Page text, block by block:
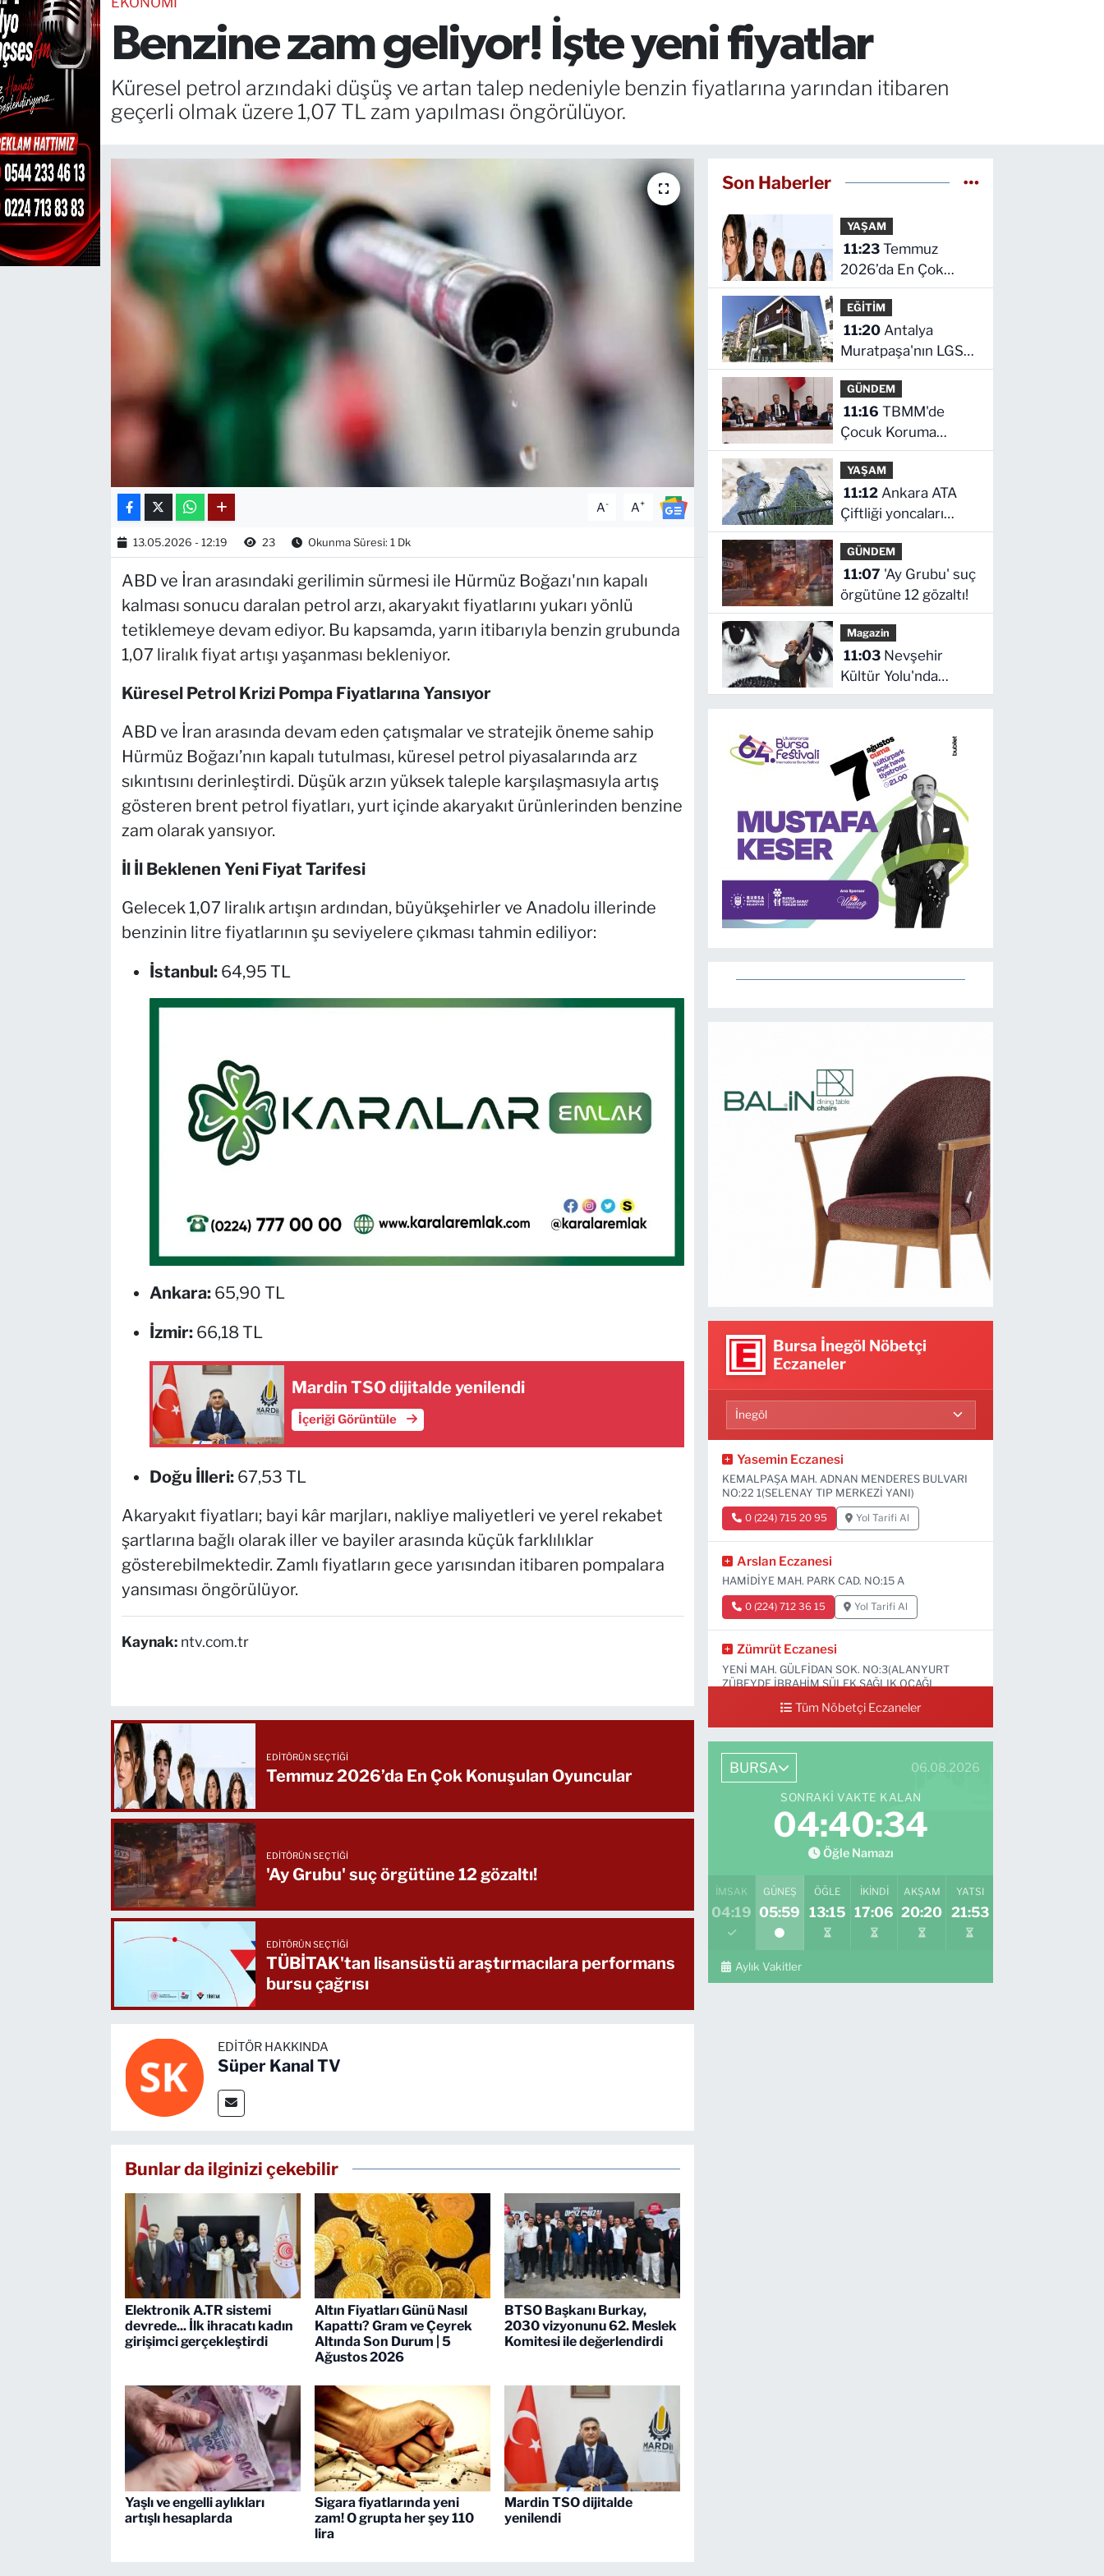
Benzine zam geliyor! İşte yeni fiyatlar
Küresel petrol arzındaki düşüş ve artan talep nedeniyle benzin fiyatlarına yarından itibaren
geçerli olmak üzere 1,07 TL zam yapılması öngörülüyor.
A- A+
13.05.2026 - 12:19 23 Okunma Süresi: 1 Dk
ABD ve İran arasındaki gerilimin sürmesi ile Hürmüz Boğazı'nın kapalı
kalması sonucu daralan petrol arzı, akaryakıt fiyatlarını yukarı yönlü
tetiklemeye devam ediyor. Bu kapsamda, yarın itibarıyla benzin grubunda
1,07 liralık fiyat artışı yaşanması bekleniyor.
Küresel Petrol Krizi Pompa Fiyatlarına Yansıyor
ABD ve İran arasında devam eden çatışmalar ve stratejik öneme sahip
Hürmüz Boğazı’nın kapalı tutulması, küresel petrol piyasalarında arz
sıkıntısını derinleştirdi. Düşük arzın yüksek taleple karşılaşmasıyla artış
gösteren brent petrol fiyatları, yurt içinde akaryakıt ürünlerinden benzine
zam olarak yansıyor.
İl İl Beklenen Yeni Fiyat Tarifesi
Gelecek 1,07 liralık artışın ardından, büyükşehirler ve Anadolu illerinde
benzinin litre fiyatlarının şu seviyelere çıkması tahmin ediliyor:
İstanbul:64,95 TL
Ankara:65,90 TL
İzmir:66,18 TL
Mardin TSO dijitalde yenilendi
İçeriği Görüntüle
Doğu İlleri:67,53 TL
Akaryakıt fiyatları; bayi kâr marjları, nakliye maliyetleri ve yerel rekabet
şartlarına bağlı olarak iller ve bayiler arasında küçük farklılıklar
gösterebilmektedir. Zamlı fiyatların gece yarısından itibaren pompalara
yansıması öngörülüyor.
Kaynak: ntv.com.tr
EDITÖRÜN SEÇTIĞI
Temmuz 2026’da En Çok Konuşulan Oyuncular
EDITÖRÜN SEÇTIĞI
'Ay Grubu' suç örgütüne 12 gözaltı!
EDITÖRÜN SEÇTIĞI
TÜBİTAK'tan lisansüstü araştırmacılara performans
bursu çağrısı
EDITÖR HAKKINDA
Süper Kanal TV
Bunlar da ilginizi çekebilir
Elektronik A.TR sistemi
devrede... İlk ihracatı kadın
girişimci gerçekleştirdi
Altın Fiyatları Günü Nasıl
Kapattı? Gram ve Çeyrek
Altında Son Durum | 5
Ağustos 2026
BTSO Başkanı Burkay,
2030 vizyonunu 62. Meslek
Komitesi ile değerlendirdi
Yaşlı ve engelli aylıkları
artışlı hesaplarda
Sigara fiyatlarında yeni
zam! O grupta her şey 110
lira
Mardin TSO dijitalde
yenilendi
Son Haberler
YAŞAM
11:23 Temmuz
2026’da En Çok
Konuşulan Oyuncular
EĞİTİM
11:20
Muratpaşa'nın LGS
başarısı
GÜNDEM
11:16 TBMM'de
Çocuk Koruma
Kanunu teklifinin ilk
görüşmeleri
tamamlandı
YAŞAM
11:12
Çiftliği yoncaları
Doğal Yaşam Parkı'na
ulaştırıldı
GÜNDEM
11:07
örgütüne 12 gözaltı!
Magazin
11:03
Kültür Yolu'nda
Merve Özbey
Bursa İnegöl Nöbetçi
Eczaneler
Yasemin Eczanesi
KEMALPAŞA MAH. ADNAN MENDERES BULVARI
NO:22 1(SELENAY TIP MERKEZİ YANI)
0 (224) 715 20 95 Yol Tarifi Al
Arslan Eczanesi
HAMİDİYE MAH. PARK CAD. NO:15 A
0 (224) 712 36 15 Yol Tarifi Al
Zümrüt Eczanesi
YENİ MAH. GÜLFİDAN SOK. NO:3(ALANYURT
ZÜBEYDE İBRAHİM SÜLEK SAĞLIK OCAĞI
Tüm Nöbetçi Eczaneler
BURSA 06.08.2026
SONRAKI VAKTE KALAN
04:40:33
Öğle Namazı
İMSAK
04:19
GÜNEŞ
05:59
ÖĞLE
13:15
İKINDI
17:06
AKŞAM
20:20
YATSI
21:53
Aylık Vakitler
TEKNOLOJİ
CANLI DİNLE
RESMİ İLANLAR
Gencsesfm Canlı Dinle